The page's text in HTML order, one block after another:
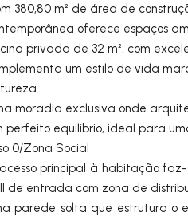
380,80 m² de área de
oferece espaços
privada de 32 m², com
um estilo de vida
moradia exclusiva onde
perfeito equilíbrio, ideal para
0/Zona Social
principal à habitação
de entrada com zona de
parede solta que estrutura o